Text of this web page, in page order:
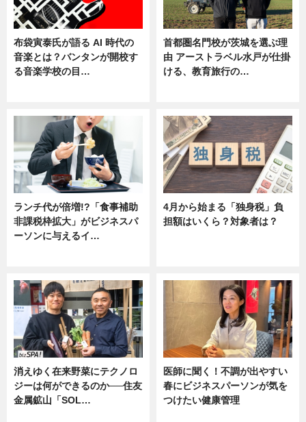
布袋寅泰氏が語る AI 時代の
音楽とは？バンタンが開校す
る音楽学校の目…
首都圏名門校が茨城を選ぶ理
由 アーストラベル水戸が仕掛
ける、教育旅行の…
ランチ代が倍増!?「食事補助
非課税枠拡大」がビジネスパ
ーソンに与えるイ…
4月から始まる「独身税」負
担額はいくら？対象者は？
消えゆく在来野菜にテクノロ
ジーは何ができるのか──住友
金属鉱山「SOL…
医師に聞く！不調が出やすい
春にビジネスパーソンが気を
つけたい健康管理